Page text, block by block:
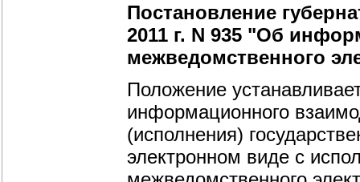
Постановление
2011 г. N 935 "Об
межведомственного
Положение
информационного
(исполнения)
электронном виде с